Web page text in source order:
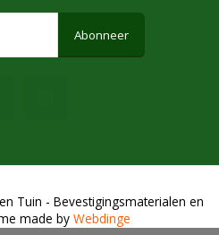
Abonneer
Tuin - Bevestigingsmaterialen en
made by Webdinge